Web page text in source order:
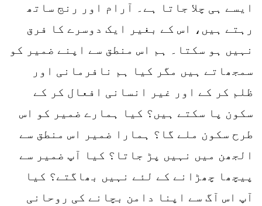
ایسے ہی چلا جاتا ہے۔ آرام اور رنج ساتھ
رہتے ہیں، اس کے بغیر ایک دوسرے کا فرق
نہیں ہو سکتا۔ ہم اس منطق سے اپنے ضمیر کو
سمجھاتے ہیں مگر کیا ہم نافرمانی اور
ظلم کر کے اور غیر انسانی افعال کر کے
سکون پا سکتے ہیں؟ کیا ہمارے ضمیر کو اس
طرح سکون ملے گا؟ ہمارا ضمیر اس منطق سے
الجھن میں نہیں پڑ جاتا؟ کیا آپ ضمیر سے
پیچھا چھڑانے کے لئے نہیں بھاگتے؟ کیا
آپ اس آگ سے اپنا دامن بچانے کی روحانی